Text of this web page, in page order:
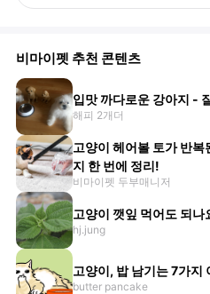
비마이펫 추천 콘텐츠
입맛 까다로운 강아지 -
해피 2개더
고양이 헤어볼 토가 반
지 한 번에 정리!
비마이펫 두부매니저
고양이 깻잎 먹어도 되
hj.jung
고양이, 밥 남기는 7가지
butter pancake